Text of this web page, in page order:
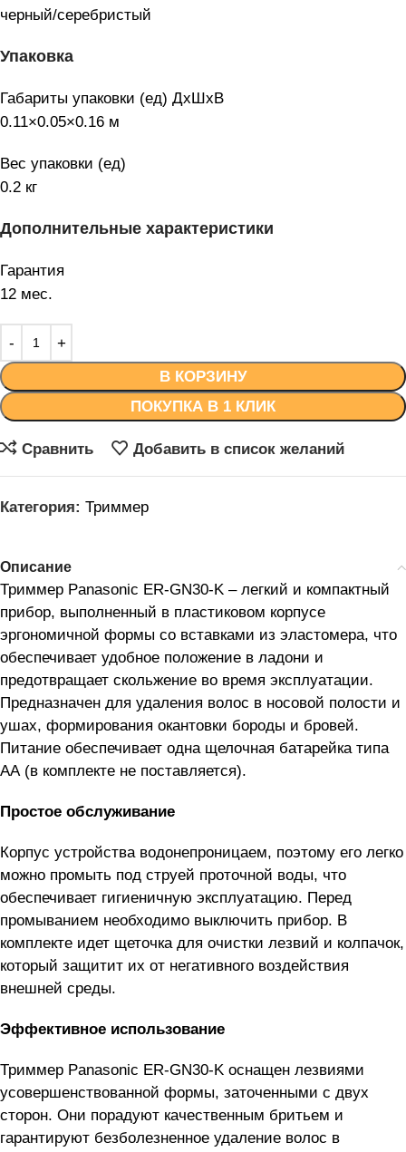
черный/серебристый
Упаковка
Габариты упаковки (ед) ДхШхВ
0.11×0.05×0.16 м
Вес упаковки (ед)
0.2 кг
Дополнительные характеристики
Гарантия
12 мес.
В КОРЗИНУ
ПОКУПКА В 1 КЛИК
Сравнить Добавить в список желаний
Категория: Триммер
Описание
Триммер Panasonic ER-GN30-K – легкий и компактный
прибор, выполненный в пластиковом корпусе
эргономичной формы со вставками из эластомера, что
обеспечивает удобное положение в ладони и
предотвращает скольжение во время эксплуатации.
Предназначен для удаления волос в носовой полости и
ушах, формирования окантовки бороды и бровей.
Питание обеспечивает одна щелочная батарейка типа
АА (в комплекте не поставляется).
Простое обслуживание
Корпус устройства водонепроницаем, поэтому его легко
можно промыть под струей проточной воды, что
обеспечивает гигиеничную эксплуатацию. Перед
промыванием необходимо выключить прибор. В
комплекте идет щеточка для очистки лезвий и колпачок,
который защитит их от негативного воздействия
внешней среды.
Эффективное использование
Триммер Panasonic ER-GN30-K оснащен лезвиями
усовершенствованной формы, заточенными с двух
сторон. Они порадуют качественным бритьем и
гарантируют безболезненное удаление волос в